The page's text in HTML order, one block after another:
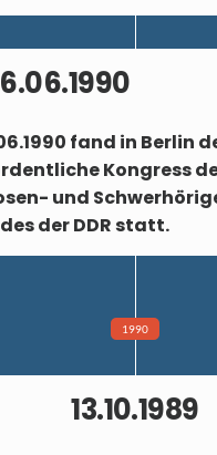
fand in Berlin
Kongress
und
der DDR statt.
1990
13.10.1989